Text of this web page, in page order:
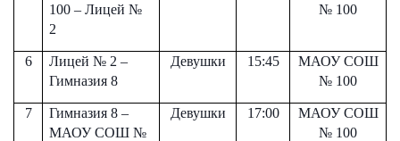
100 – Лицей №
2
№ 100
6
Лицей № 2 –
Гимназия 8
Девушки 15:45
МАОУ СОШ
№ 100
7
Гимназия 8 –
МАОУ СОШ №
Девушки 17:00
МАОУ СОШ
№ 100